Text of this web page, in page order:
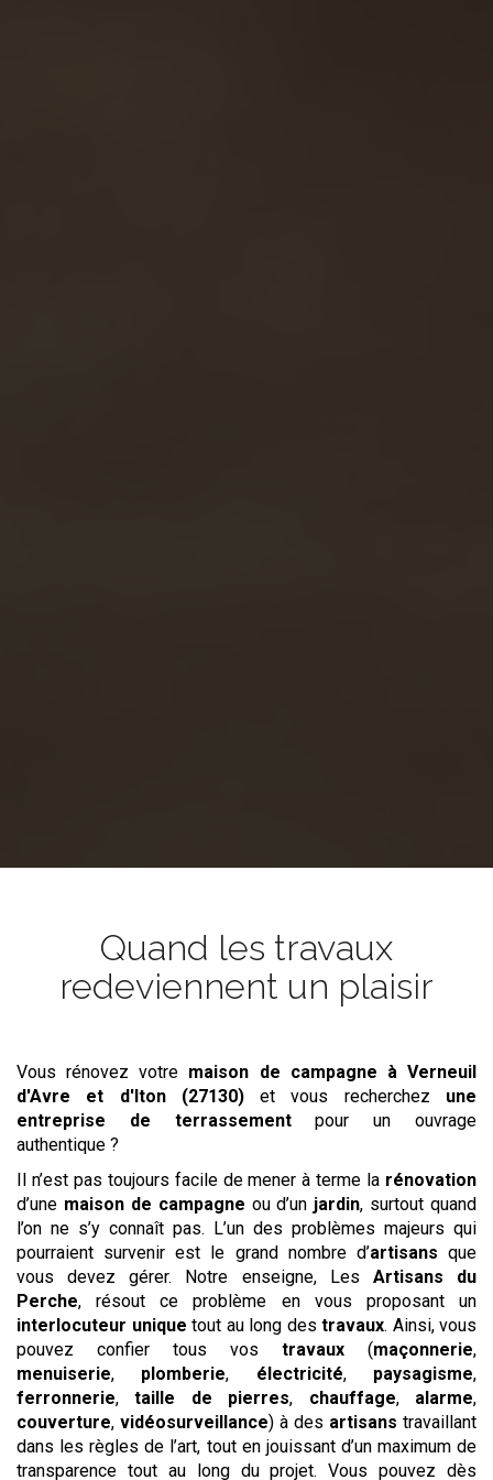
Quand les travaux
redeviennent un plaisir
Vous rénovez votre maison de campagne à Verneuil
d'Avre et d'Iton (27130)
et vous recherchez une
entreprise de terrassementpour un ouvrage
authentique ?
Il n’est pas toujours facile de mener à terme la rénovation
d’une maison de campagne ou d’un jardin, surtout quand
l’on ne s’y connaît pas. L’un des problèmes majeurs qui
pourraient survenir est le grand nombre d’artisans que
vous devez gérer. Notre enseigne, Les Artisans du
Perche, résout ce problème en vous proposant un
interlocuteur unique tout au long des travaux. Ainsi, vous
pouvez confier tous vos travaux (maçonnerie,
menuiserie, plomberie, électricité, paysagisme,
ferronnerie,taille de pierres, chauffage, alarme,
couverture, vidéosurveillance) à des artisans travaillant
dans les règles de l’art, tout en jouissant d’un maximum de
transparence tout au long du projet. Vous pouvez dès